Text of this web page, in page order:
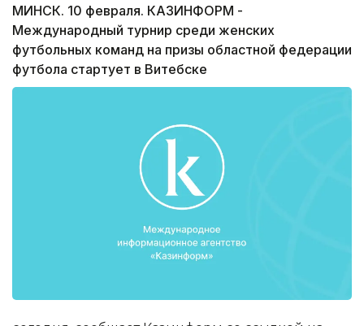
МИНСК. 10 февраля. КАЗИНФОРМ -
Международный турнир среди женских
футбольных команд на призы областной федерации
футбола стартует в Витебске